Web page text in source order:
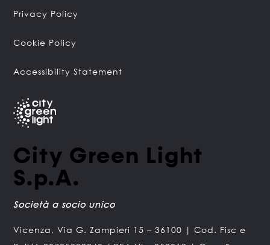
Privacy Policy
Cookie Policy
Accessibility Statement
City Green Light
S.p.A.
Società a socio unico
Vicenza, Via G. Zampieri 15 – 36100 | Cod. Fisc e